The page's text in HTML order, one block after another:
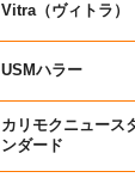
Vitra（ヴィトラ）
USMハラー
カリモクニュース
ンダード